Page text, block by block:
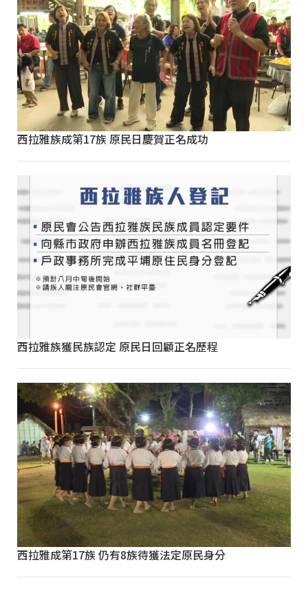
西拉雅族成第17族 原民日慶賀正名成功
西拉雅族獲民族認定 原民日回顧正名歷程
西拉雅成第17族 仍有8族待獲法定原民身分